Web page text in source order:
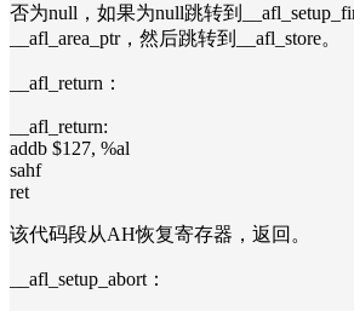
否为null，如果为null跳转到
__afl_area_ptr，然后跳转到__afl_store。
__afl_return：
__afl_return:
addb $127, %al
sahf
ret
该代码段从AH恢复寄存器，返回。
__afl_setup_abort：